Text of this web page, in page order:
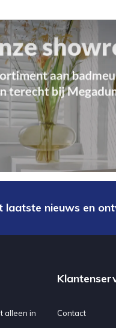
laatste nieuws en
alleen in
Contact